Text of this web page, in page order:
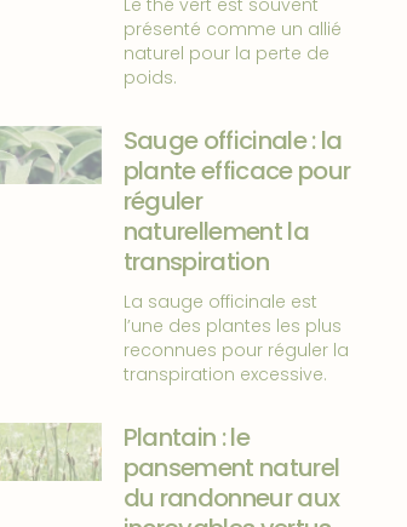
présenté comme un allié
naturel pour la perte de
poids.
Sauge officinale : la
plante efficace pour
réguler
naturellement la
transpiration
La sauge officinale est
l’une des plantes les plus
reconnues pour réguler la
transpiration excessive.
Plantain : le
pansement naturel
du randonneur aux